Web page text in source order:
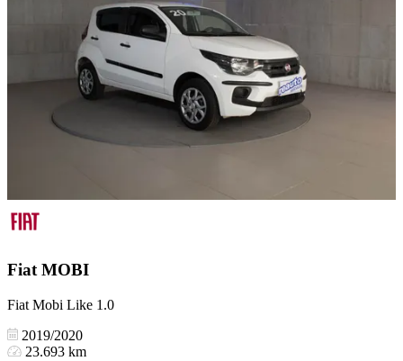
FiatMOBI
Fiat Mobi Like 1.0
2019/2020
23.693 km